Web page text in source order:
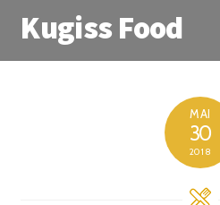
Kugiss Food
MAI
30
2018